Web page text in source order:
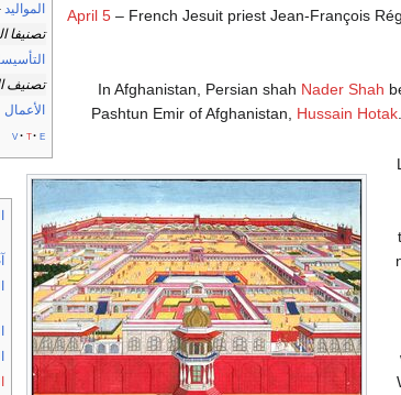
المواليد
تصنيفا
تصنيف
الأعمال
v t e
April 5– French Jesuit priest Jean-François
In Afghanistan, Persian shah Nader Shah
Pashtun Emir of Afghanistan, Hussain Hotak